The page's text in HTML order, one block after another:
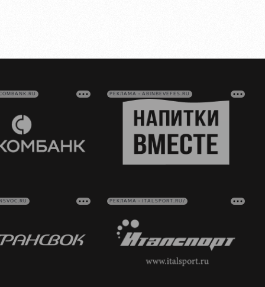
РЕКЛАМА • ABINBEVEFES.RU
РЕКЛАМА • ITALSPORT.RU/